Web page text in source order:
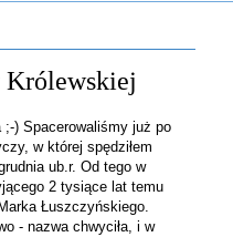
Królewskiej
) Spacerowaliśmy już po
w której spędziłem
ub.r. Od tego w
2 tysiące lat temu
Łuszczyńskiego.
- nazwa chwyciła, i w